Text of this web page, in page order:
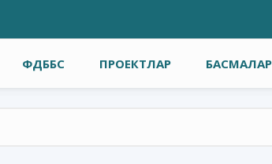
ФДББС ПРОЕКТЛАР БАСМАЛАР